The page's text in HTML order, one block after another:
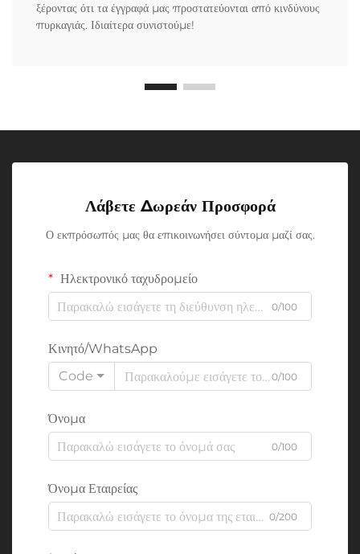
ξέροντας ότι τα έγγραφά μας προστατεύονται από κινδύνους
πυρκαγιάς. Ιδιαίτερα συνιστούμε!
Λάβετε Δωρεάν Προσφορά
Ο εκπρόσωπός μας θα επικοινωνήσει σύντομα μαζί σας.
Ηλεκτρονικό ταχυδρομείο
0/100
Κινητό/WhatsApp
Code
0/100
Όνομα
0/100
Όνομα Εταιρείας
0/200